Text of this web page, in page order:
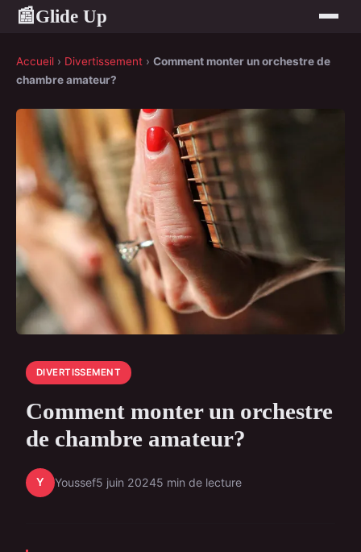
📰Glide Up
Accueil › Divertissement › Comment monter un orchestre de
chambre amateur?
DIVERTISSEMENT
Comment monter un orchestre
de chambre amateur?
Y Youssef5 juin 20245 min de lecture